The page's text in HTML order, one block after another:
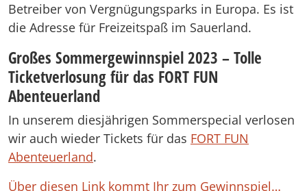
Betreiber von Vergnügungsparks in Europa. Es ist
die Adresse für Freizeitspaß im Sauerland.
Großes Sommergewinnspiel 2023 – Tolle
Ticketverlosung für das FORT FUN
Abenteuerland
In unserem diesjährigen Sommerspecial verlosen
wir auch wieder Tickets für das FORT FUN
Abenteuerland.
Über diesen Link kommt Ihr zum Gewinnspiel…